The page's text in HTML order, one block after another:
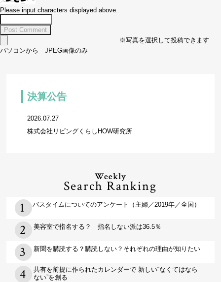
Please input characters displayed above.
※写真を選択して投稿できます
パソコンから JPEG画像のみ
決算公告
2026.07.27
株式会社リビングくらしHOW研究所
Weekly
Search Ranking
バスタイムについてのアンケート（主婦／2019年／全国）
美容室で指名する？ 指名しない派は36.5％
新聞を購読する？購読しない？それぞれの理由が知りたい
共有を前提に作られたカレンダーで 新しい“なくてはなら
ない”を創る